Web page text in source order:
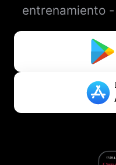
entrenamiento